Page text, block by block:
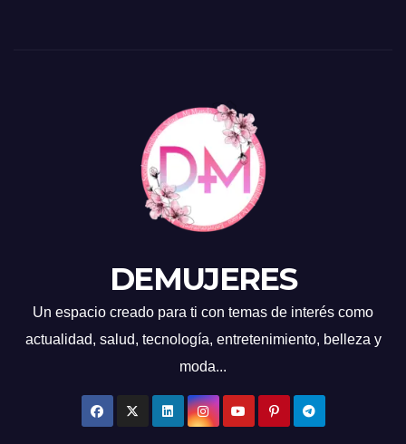
DEMUJERES
Un espacio creado para ti con temas de interés como
actualidad, salud, tecnología, entretenimiento, belleza y
moda...